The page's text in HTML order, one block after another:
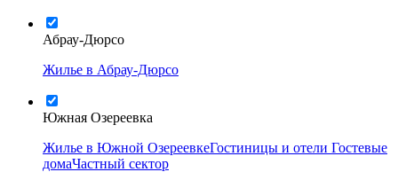
Абрау-Дюрсо
Жилье в Абрау-Дюрсо
Южная Озереевка
Жилье в Южной ОзереевкеГостиницы и отели Гостевые
домаЧастный сектор